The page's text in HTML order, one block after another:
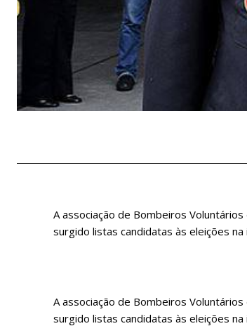
A associação de Bombeiros
surgido listas candidatas às eleições na
A associação de Bombeiros
surgido listas candidatas às eleições na